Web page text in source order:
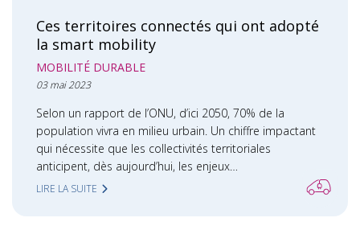
Ces territoires connectés qui ont adopté
la smart mobility
MOBILITÉ DURABLE
03 mai 2023
Selon un rapport de l’ONU, d’ici 2050, 70% de la
population vivra en milieu urbain. Un chiffre impactant
qui nécessite que les collectivités territoriales
anticipent, dès aujourd’hui, les enjeux…
LIRE LA SUITE